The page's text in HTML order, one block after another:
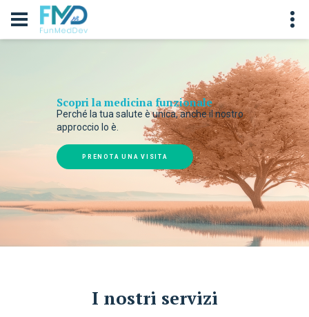
Scopri la medicina funzionale
Perché la tua salute è unica, anche il nostro
approccio lo è.
PRENOTA UNA VISITA
I nostri servizi